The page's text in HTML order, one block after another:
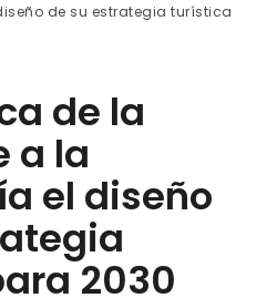
de su estrategia turística
de la
a la
el diseño
2030